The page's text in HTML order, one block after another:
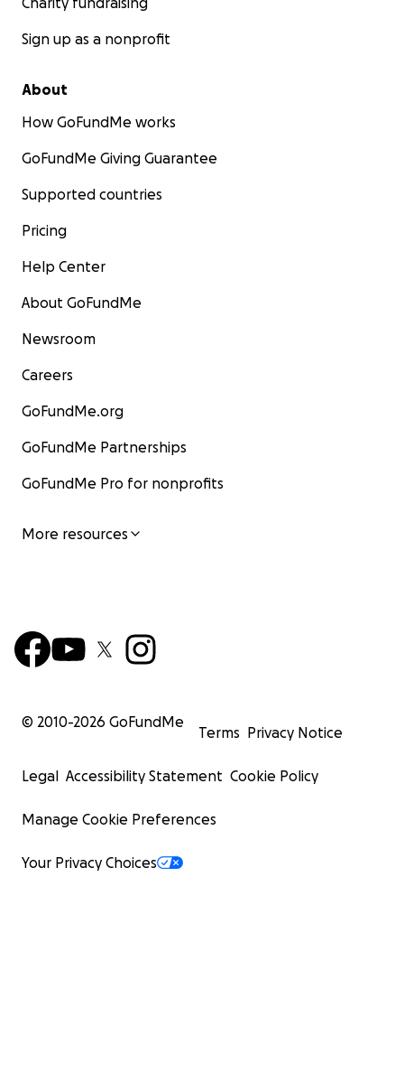
Sign up as a nonprofit
About
How GoFundMe works
GoFundMe Giving Guarantee
Supported countries
Pricing
Help Center
About GoFundMe
Newsroom
Careers
GoFundMe.org
GoFundMe Partnerships
GoFundMe Pro for nonprofits
More resources
© 2010-2026 GoFundMe
Terms Privacy Notice
Legal Accessibility Statement Cookie Policy
Manage Cookie Preferences
Your Privacy Choices